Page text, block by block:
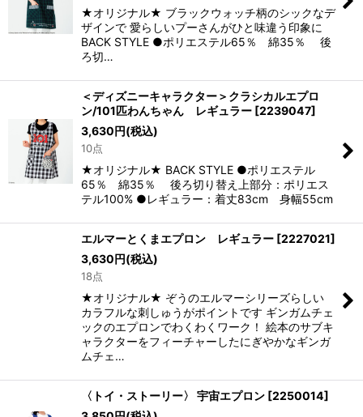
★オリジナル★ ブラックウォッチ柄のシックなデ
ザインで 愛らしいプーさんがひと味違う印象に
BACK STYLE ●ポリエステル65％ 綿35％ 後
ろ切…
＜ディズニーキャラクター＞クラシカルエプロ
ン/101匹わんちゃん レギュラー [2239047]
3,630円(税込)
10点
★オリジナル★ BACK STYLE ●ポリエステル
65％ 綿35％ 後ろ切り替え上部分：ポリエス
テル100% ●レギュラー：着丈83cm 身幅55cm
エルマーとくまエプロン レギュラー [2227021]
3,630円(税込)
18点
★オリジナル★ ぞうのエルマーシリーズらしい
カラフルな刺しゅうがポイントです ギンガムチェ
ックのエプロンでわくわくワーク！ 絵本のサブキ
ャラクターをフィーチャーしたにぎやかなギンガ
ムチェ…
〈トイ・ストーリー〉 宇宙エプロン [2250014]